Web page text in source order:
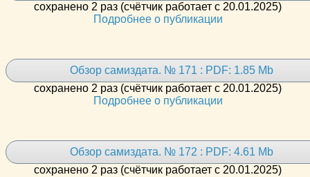
сохранено 2 раз (счётчик работает с 20.01.2025)
Подробнее о публикации
Обзор самиздата. № 171 : PDF: 1.85 Mb
сохранено 2 раз (счётчик работает с 20.01.2025)
Подробнее о публикации
Обзор самиздата. № 172 : PDF: 4.61 Mb
сохранено 2 раз (счётчик работает с 20.01.2025)